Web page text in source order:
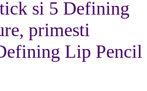
si 5 Defining
primesti
Lip Pencil